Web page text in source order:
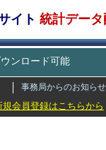
イト 統計データ
ンロード可能
事務局からのお知らせ
規会員登録はこちらから